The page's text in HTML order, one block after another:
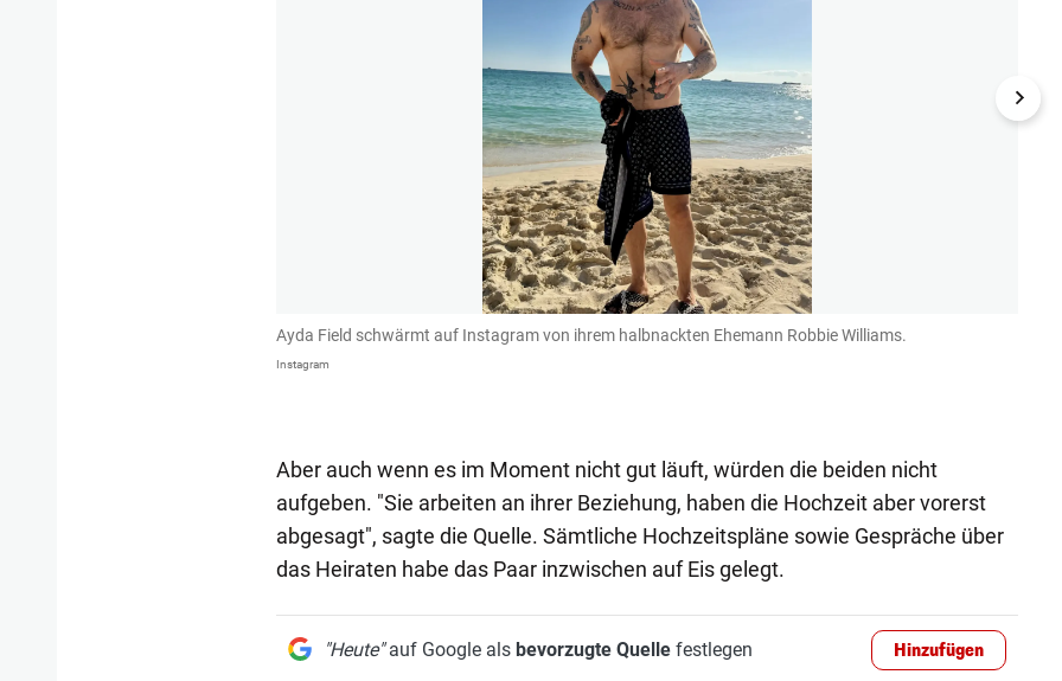
Ayda Field schwärmt auf Instagram von ihrem halbnackten Ehemann Robbie Williams.
Instagram
Aber auch wenn es im Moment nicht gut läuft, würden die beiden nicht
aufgeben. "Sie arbeiten an ihrer Beziehung, haben die Hochzeit aber vorerst
abgesagt", sagte die Quelle. Sämtliche Hochzeitspläne sowie Gespräche über
das Heiraten habe das Paar inzwischen auf Eis gelegt.
"Heute"auf Google als bevorzugte Quellefestlegen Hinzufügen